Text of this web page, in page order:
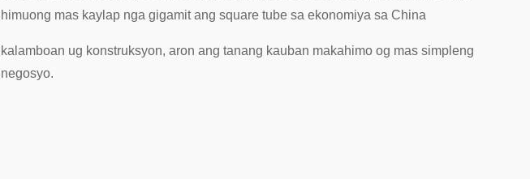
himuong mas kaylap nga gigamit ang square tube sa ekonomiya sa China
kalamboan ug konstruksyon, aron ang tanang kauban makahimo og mas simpleng
negosyo.